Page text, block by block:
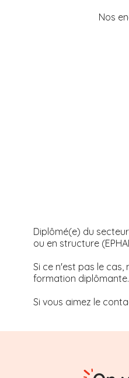
Nos
Diplômé(e) du
ou en structure
Si ce n'est pas le
formation diplômante.
Si vous aimez le